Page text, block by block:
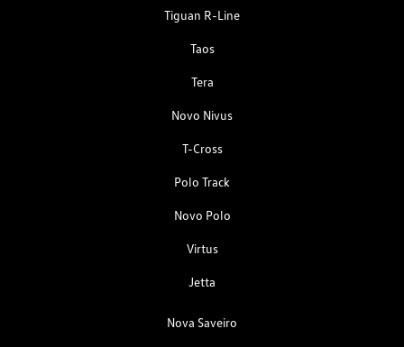
Tiguan R-Line
Taos
Tera
Novo Nivus
T-Cross
Polo Track
Novo Polo
Virtus
Jetta
Nova Saveiro